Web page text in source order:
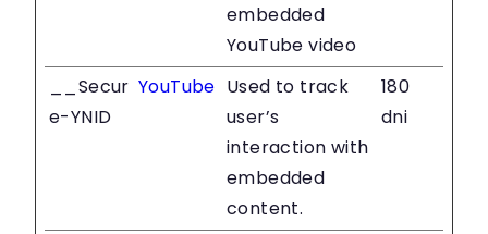
embedded
YouTube video
__Secur
e-YNID
YouTube Used to track
user’s
interaction with
embedded
content.
180
dni